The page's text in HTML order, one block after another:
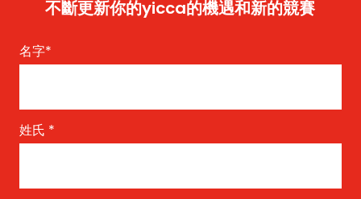
不斷更新你的yicca的機遇和新的競賽
名字*
姓氏 *